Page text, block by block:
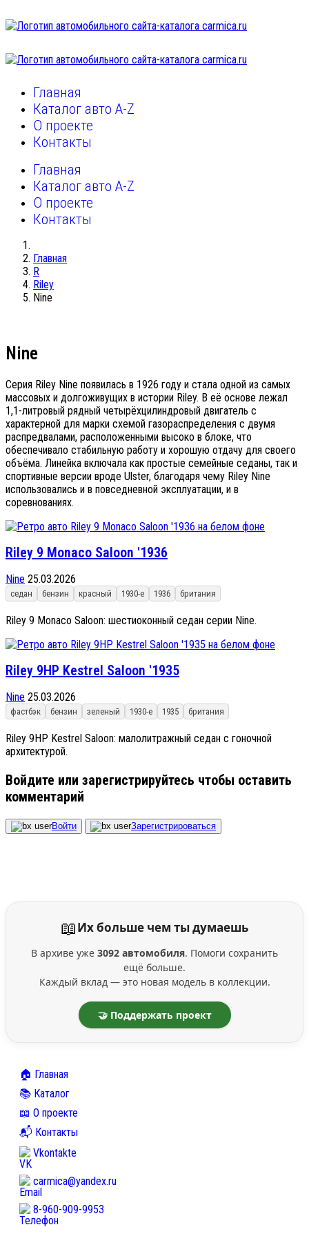
Главная
Каталог авто A-Z
О проекте
Контакты
Главная
Каталог авто A-Z
О проекте
Контакты
Главная
R
Riley
Nine
Nine
Серия Riley Nine появилась в 1926 году и стала одной из самых
массовых и долгоживущих в истории Riley. В её основе лежал
1,1-литровый рядный четырёхцилиндровый двигатель с
характерной для марки схемой газораспределения с двумя
распредвалами, расположенными высоко в блоке, что
обеспечивало стабильную работу и хорошую отдачу для своего
объёма. Линейка включала как простые семейные седаны, так и
спортивные версии вроде Ulster, благодаря чему Riley Nine
использовались и в повседневной эксплуатации, и в
соревнованиях.
Riley 9 Monaco Saloon '1936
Nine 25.03.2026
седан бензин красный 1930-е 1936 британия
Riley 9 Monaco Saloon: шестиоконный седан серии Nine.
Riley 9HP Kestrel Saloon '1935
Nine 25.03.2026
фастбэк бензин зеленый 1930-е 1935 британия
Riley 9HP Kestrel Saloon: малолитражный седан с гоночной
архитектурой.
Войдите или зарегистрируйтесь чтобы оставить
комментарий
Войти Зарегистрироваться
📖Их больше чем ты думаешь
В архиве уже 3092 автомобиля. Помоги сохранить
ещё больше.
Каждый вклад — это новая модель в коллекции.
🤝 Поддержать проект
🏠 Главная
📚 Каталог
📖 О проекте
📬 Контакты
Vkontakte
carmica@yandex.ru
8-960-909-9953